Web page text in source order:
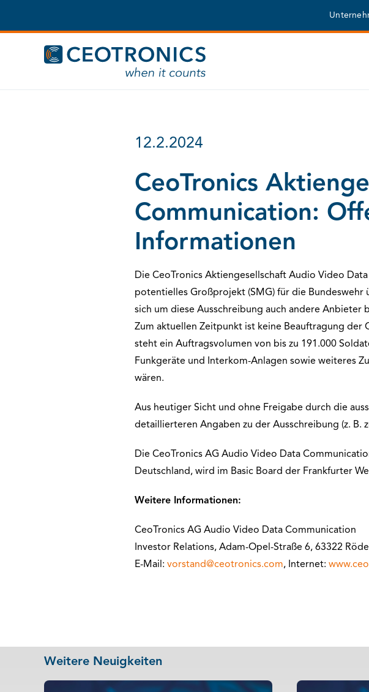
12.2.2024
CeoTronics
Communication:
Informationen
Die CeoTronics Aktiengesellschaft Audio Video
potentielles Großprojekt (SMG) für die Bundeswehr
sich um diese Ausschreibung auch andere Anbieter
Zum aktuellen Zeitpunkt ist keine Beauftragung der
steht ein Auftragsvolumen von bis zu 191.000
Funkgeräte und Interkom-Anlagen sowie weiteres
wären.
Aus heutiger Sicht und ohne Freigabe durch die
detaillierteren Angaben zu der Ausschreibung (z. B.
Die CeoTronics AG Audio Video Data
Deutschland, wird im Basic Board der Frankfurter
Weitere Informationen:
CeoTronics AG Audio Video Data Communication
Investor Relations, Adam-Opel-Straße 6, 63322
E-Mail:vorstand@ceotronics.com, Internet:
Weitere Neuigkeiten